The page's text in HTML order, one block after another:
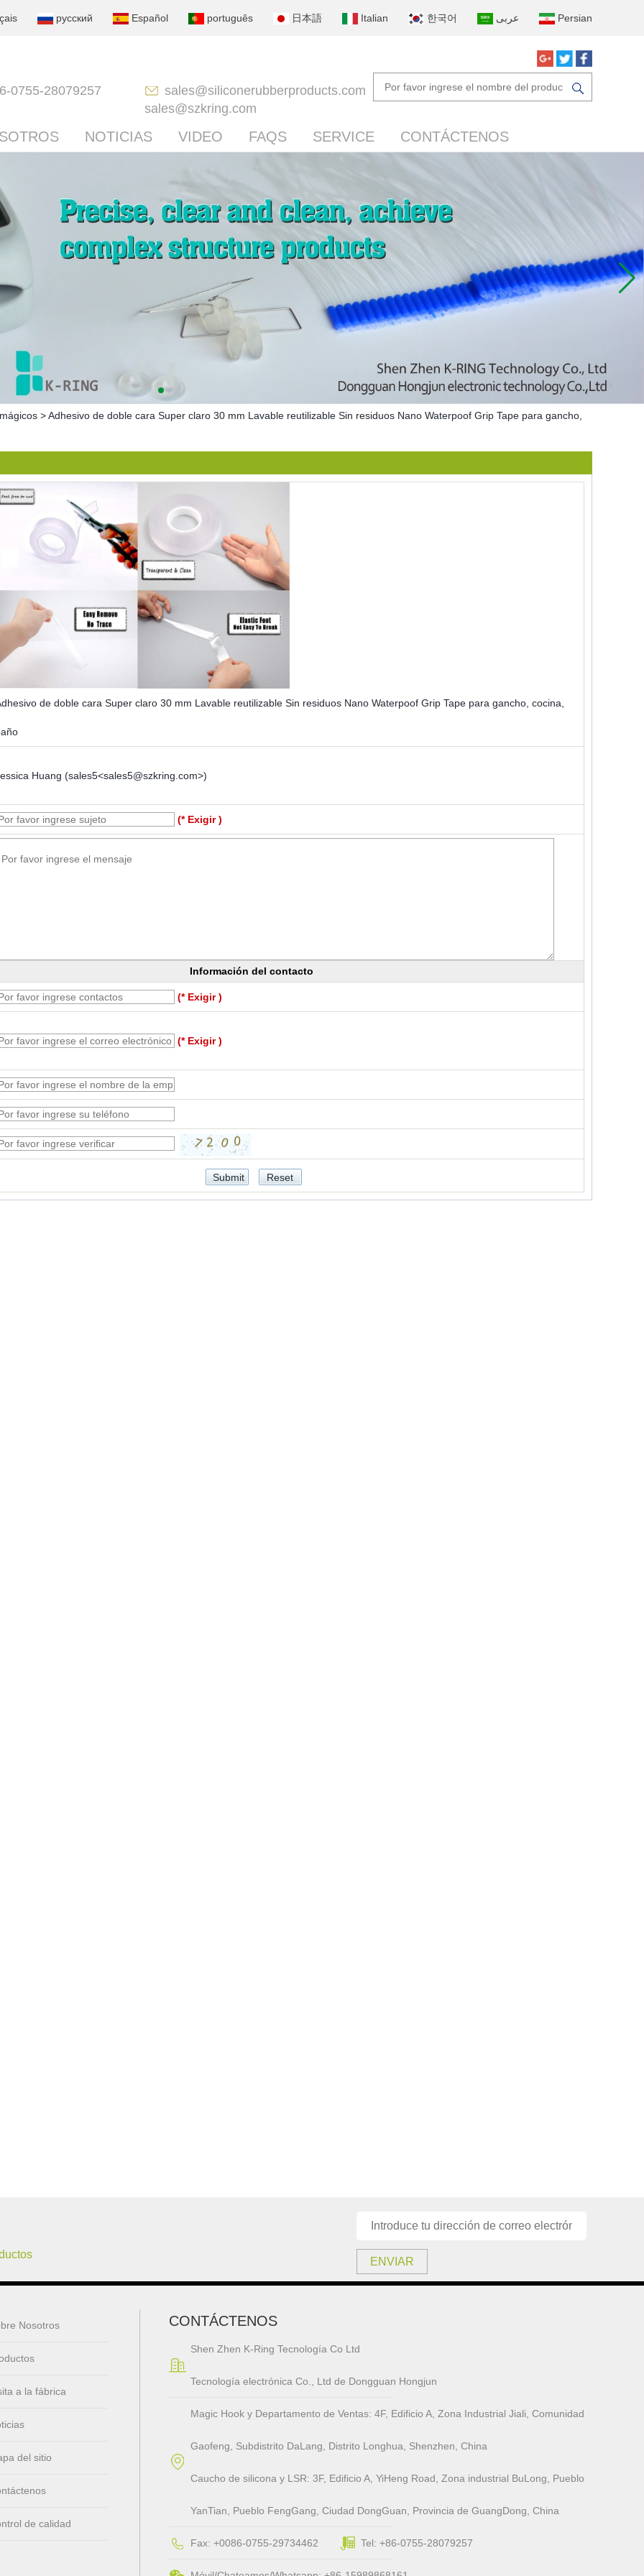
русский Español português 日本語 Italian 한국어 عربى Persian
0755-28079257
sales@siliconerubberproducts.com
sales@szkring.com
NOTICIAS VIDEO FAQS SERVICE CONTÁCTENOS
>Adhesivo de doble cara Super claro 30 mm Lavable reutilizable Sin residuos Nano Waterpoof Grip Tape para gancho,
de doble cara Super claro 30 mm Lavable reutilizable Sin residuos Nano Waterpoof Grip Tape para gancho, cocina,
Huang (sales5<sales5@szkring.com>)
(* Exigir )
Información del contacto
(* Exigir )
(* Exigir )
ENVIAR
Nosotros
a la fábrica
del sitio
de calidad
CONTÁCTENOS
Shen Zhen K-Ring Tecnología Co Ltd
Tecnología electrónica Co., Ltd de Dongguan Hongjun
Magic Hook y Departamento de Ventas: 4F, ​​Edificio A, Zona Industrial Jiali, Comunidad
Gaofeng, Subdistrito DaLang, Distrito Longhua, Shenzhen, China
Caucho de silicona y LSR: 3F, Edificio A, YiHeng Road, Zona industrial BuLong, Pueblo
YanTian, ​​Pueblo FengGang, Ciudad DongGuan, Provincia de GuangDong, China
Fax: +0086-0755-29734462 Tel: +86-0755-28079257